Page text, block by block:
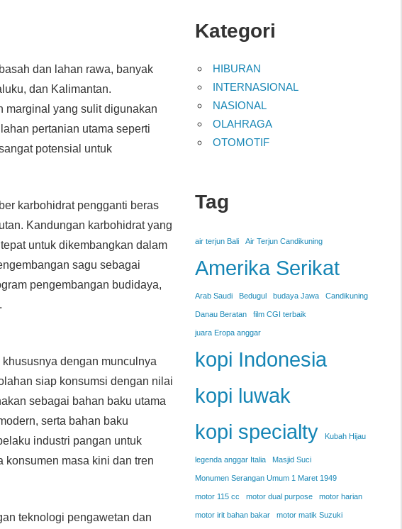
dan lahan rawa, banyak
dan Kalimantan.
marginal yang sulit digunakan
pertanian utama seperti
potensial untuk
karbohidrat pengganti beras
Kandungan karbohidrat yang
untuk dikembangkan dalam
sagu sebagai
pengembangan budidaya,
dengan munculnya
siap konsumsi dengan nilai
sebagai bahan baku utama
serta bahan baku
industri pangan untuk
konsumen masa kini dan tren
teknologi pengawetan dan
Kategori
HIBURAN
INTERNASIONAL
NASIONAL
OLAHRAGA
OTOMOTIF
Tag
air terjun Bali Air Terjun Candikuning
Amerika Serikat
Arab Saudi Bedugul budaya Jawa Candikuning
Danau Beratan film CGI terbaik
juara Eropa anggar
kopi Indonesia
kopi luwak
kopi specialty
Kubah Hijau
legenda anggar Italia Masjid Suci
Monumen Serangan Umum 1 Maret 1949
motor 115 cc motor dual purpose motor harian
motor irit bahan bakar motor matik Suzuki